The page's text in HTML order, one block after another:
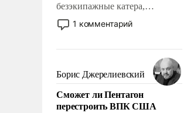
безэкипажные катера,
применение которых уже
стало обыденностью. Задача по
сложна и амбициозна. Однако
и ее реализация радикально
поднимет наши боевые
возможности.
1 комментарий
Борис Джерелиевский
Сможет ли Пентагон
перестроить ВПК США